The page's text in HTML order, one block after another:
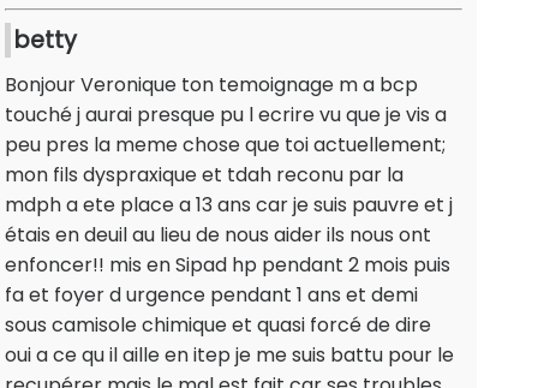
betty
Bonjour Veronique ton temoignage m a bcp
touché j aurai presque pu l ecrire vu que je vis a
peu pres la meme chose que toi actuellement;
mon fils dyspraxique et tdah reconu par la
mdph a ete place a 13 ans car je suis pauvre et j
étais en deuil au lieu de nous aider ils nous ont
enfoncer!! mis en Sipad hp pendant 2 mois puis
fa et foyer d urgence pendant 1 ans et demi
sous camisole chimique et quasi forcé de dire
oui a ce qu il aille en itep je me suis battu pour le